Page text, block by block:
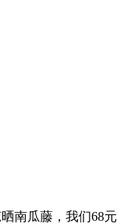
南瓜藤，我们68